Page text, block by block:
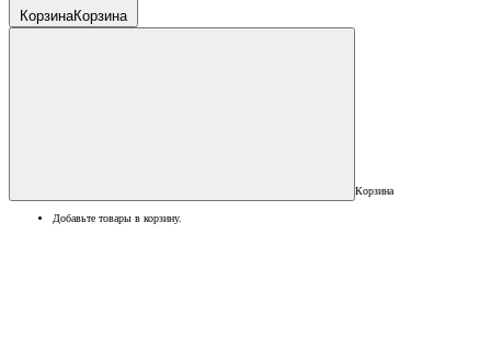
КорзинаКорзина
Корзина
Добавьте товары в корзину.